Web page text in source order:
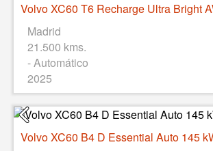
Madrid
21.500 kms.
- Automático
2025
Volvo XC60 B4 D Essential Auto 145